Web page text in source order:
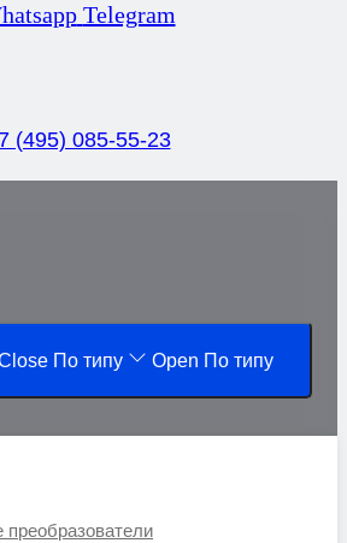
Telegram
(495) 085-55-23
По типу Open По типу
преобразователи